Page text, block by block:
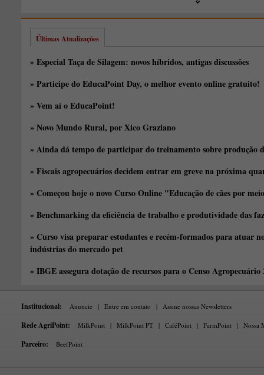
Últimas Atualizações
» Especial Taça de Silagem: novos híbridos, antigas discussões
» Participe do EducaPoint Day, o melhor evento online gratuito!
» Vem aí o EducaPoint!
» Novo Mundo Rural, por Xico Graziano
» Ainda dá tempo de participar do treinamento sobre produção
» Fiscais agropecuários decidem entrar em greve na próxima
» Começou hoje o novo Curso Online "Educação de cães por
» Benchmarking da eficiência de trabalho e produtividade das
» Curso visa preparar estudantes e recém-formados para atuar
indústrias do mercado pet
» IBGE assegura dotação de recursos para o Censo Agropecuário
Institucional: Anuncie | Entre em contato | Assine nossas Newsletters
Rede AgriPoint: MilkPoint | MilkPoint PT | CaféPoint | FarmPoint | Nossa
Parceiro: BeefPoint